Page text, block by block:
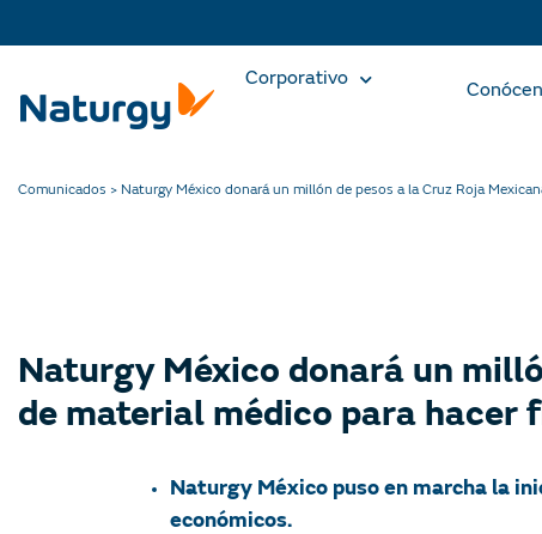
Corporativo
Comunicados > Naturgy México donará un millón de pesos a la Cruz Roja
Naturgy México donará un
de material médico para hacer
Naturgy México puso en marcha la
económicos.